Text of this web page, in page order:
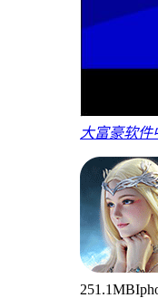
大富豪软
251.1MB